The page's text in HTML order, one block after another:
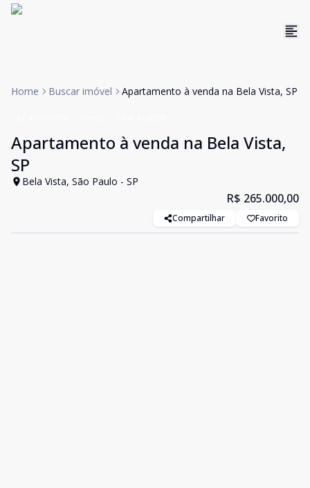
Home Buscar imóvel Apartamento à venda na Bela Vista, SP
Apartamento à venda na Bela Vista,
SP
Bela Vista, São Paulo - SP
R$ 265.000,00
Compartilhar Favorito